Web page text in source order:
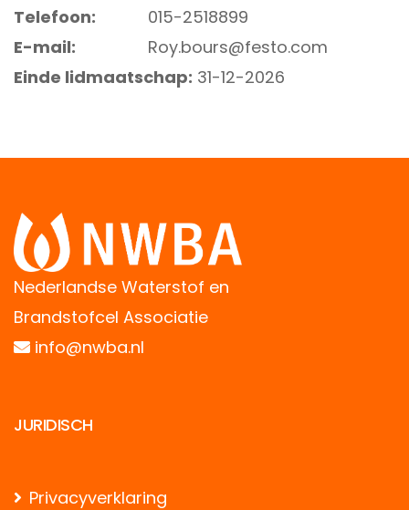
Telefoon:
015-2518899
E-mail:
Roy.bours@festo.com
Einde lidmaatschap: 31-12-2026
Nederlandse Waterstof en
Brandstofcel Associatie
info@nwba.nl
JURIDISCH
Privacyverklaring